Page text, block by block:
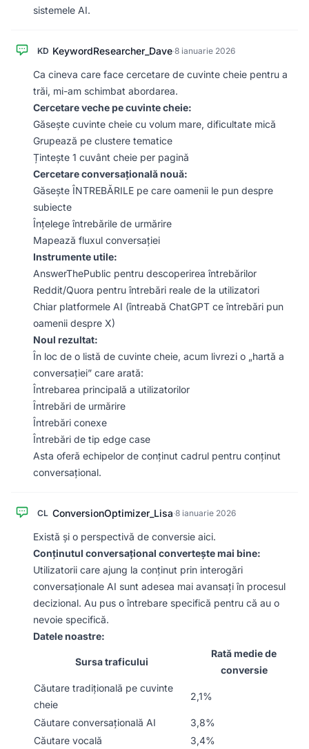
sistemele AI.
KD KeywordResearcher_Dave·8 ianuarie 2026
Ca cineva care face cercetare de cuvinte cheie pentru a
trăi, mi-am schimbat abordarea.
Cercetare veche pe cuvinte cheie:
Găsește cuvinte cheie cu volum mare, dificultate mică
Grupează pe clustere tematice
Țintește 1 cuvânt cheie per pagină
Cercetare conversațională nouă:
Găsește ÎNTREBĂRILE pe care oamenii le pun despre
subiecte
Înțelege întrebările de urmărire
Mapează fluxul conversației
Instrumente utile:
AnswerThePublic pentru descoperirea întrebărilor
Reddit/Quora pentru întrebări reale de la utilizatori
Chiar platformele AI (întreabă ChatGPT ce întrebări pun
oamenii despre X)
Noul rezultat:
În loc de o listă de cuvinte cheie, acum livrezi o „hartă a
conversației” care arată:
Întrebarea principală a utilizatorilor
Întrebări de urmărire
Întrebări conexe
Întrebări de tip edge case
Asta oferă echipelor de conținut cadrul pentru conținut
conversațional.
CL ConversionOptimizer_Lisa·8 ianuarie 2026
Există și o perspectivă de conversie aici.
Conținutul conversațional convertește mai bine:
Utilizatorii care ajung la conținut prin interogări
conversaționale AI sunt adesea mai avansați în procesul
decizional. Au pus o întrebare specifică pentru că au o
nevoie specifică.
Datele noastre:
Sursa traficului
Rată medie de
conversie
Căutare tradițională pe cuvinte
cheie
2,1%
Căutare conversațională AI
3,8%
Căutare vocală
3,4%